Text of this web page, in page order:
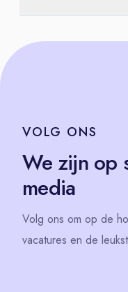
VOLG ONS
We zijn op
media
Volg ons om op de
vacatures en de